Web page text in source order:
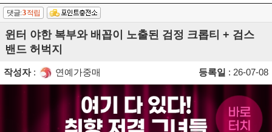
댓글:3적립
윈터 야한 복부와 배꼽이 노출된 검정 크롭티 + 검스
밴드 허벅지
작성자: 연예가중매 등록일 : 26-07-08